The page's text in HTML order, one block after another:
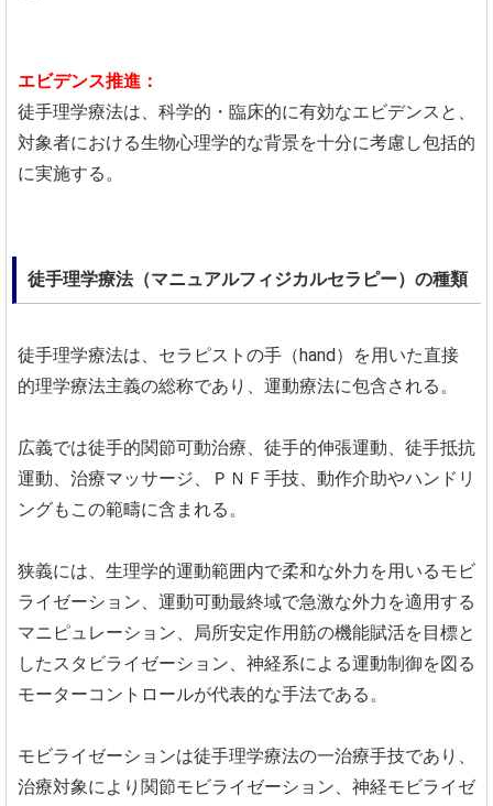
エビデンス推進：
徒手理学療法は、科学的・臨床的に有効なエビデンスと、
対象者における生物心理学的な背景を十分に考慮し包括的
に実施する。
徒手理学療法（マニュアルフィジカルセラピー）の種類
徒手理学療法は、セラピストの手（hand）を用いた直接
的理学療法主義の総称であり、運動療法に包含される。
広義では徒手的関節可動治療、徒手的伸張運動、徒手抵抗
運動、治療マッサージ、ＰＮＦ手技、動作介助やハンドリ
ングもこの範疇に含まれる。
狭義には、生理学的運動範囲内で柔和な外力を用いるモビ
ライゼーション、運動可動最終域で急激な外力を適用する
マニピュレーション、局所安定作用筋の機能賦活を目標と
したスタビライゼーション、神経系による運動制御を図る
モーターコントロールが代表的な手法である。
モビライゼーションは徒手理学療法の一治療手技であり、
治療対象により関節モビライゼーション、神経モビライゼ